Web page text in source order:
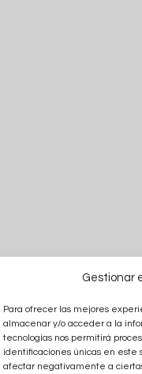
Gestionar
Para ofrecer las mejores
almacenar y/o acceder a la
tecnologías nos permitirá
identificaciones únicas en este
afectar negativamente a